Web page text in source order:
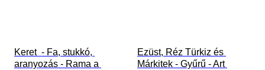
Keret  - Fa, stukkó,
aranyozás - Rama a
Ezüst, Réz Türkiz és
Márkitek - Gyűrű - Art